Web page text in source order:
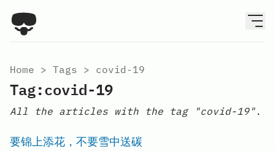
Home > Tags > covid-19
Tag:covid-19
All the articles with the tag "covid-19".
要锦上添花，不要雪中送碳